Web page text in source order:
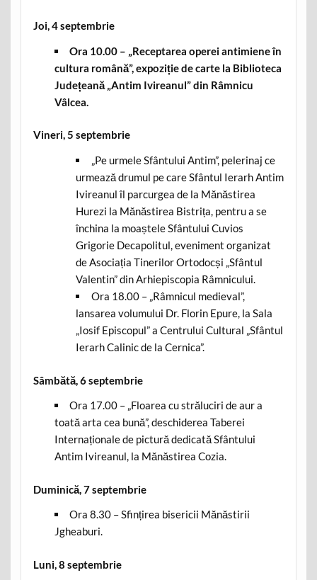
Joi, 4 septembrie
Ora 10.00 – „Receptarea operei antimiene în
cultura română”, expoziție de carte la Biblioteca
Județeană „Antim Ivireanul” din Râmnicu
Vâlcea.
Vineri, 5 septembrie
„Pe urmele Sfântului Antim”, pelerinaj ce
urmează drumul pe care Sfântul Ierarh Antim
Ivireanul îl parcurgea de la Mănăstirea
Hurezi la Mănăstirea Bistrița, pentru a se
închina la moaștele Sfântului Cuvios
Grigorie Decapolitul, eveniment organizat
de Asociația Tinerilor Ortodocși „Sfântul
Valentin” din Arhiepiscopia Râmnicului.
Ora 18.00 – „Râmnicul medieval”,
lansarea volumului Dr. Florin Epure, la Sala
„Iosif Episcopul” a Centrului Cultural „Sfântul
Ierarh Calinic de la Cernica”.
Sâmbătă, 6 septembrie
Ora 17.00 – „Floarea cu străluciri de aur a
toată arta cea bună”, deschiderea Taberei
Internaționale de pictură dedicată Sfântului
Antim Ivireanul, la Mănăstirea Cozia.
Duminică, 7 septembrie
Ora 8.30 – Sfințirea bisericii Mănăstirii
Jgheaburi.
Luni, 8 septembrie